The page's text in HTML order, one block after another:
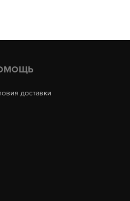
доставки